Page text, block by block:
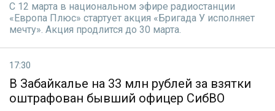
С 12 марта в национальном эфире радиостанции
«Европа Плюс» стартует акция «Бригада У исполняет
мечту». Акция продлится до 30 марта.
17:30
В Забайкалье на 33 млн рублей за взятки
оштрафован бывший офицер СибВО